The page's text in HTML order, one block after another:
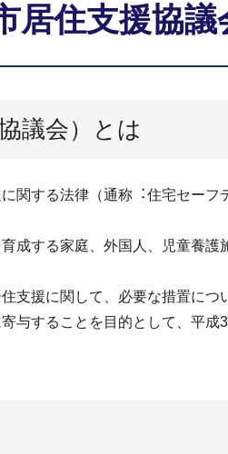
住支援協議
議会）とは
関する法律（通称︓住宅セー
成する家庭、外国⼈、児童養
⽀援に関して、必要な措置に
与することを目的として、平